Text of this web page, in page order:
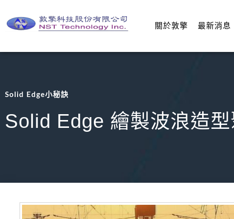
關於敦擎 最新消息
Solid Edge小秘訣
Solid Edge 繪製波浪造